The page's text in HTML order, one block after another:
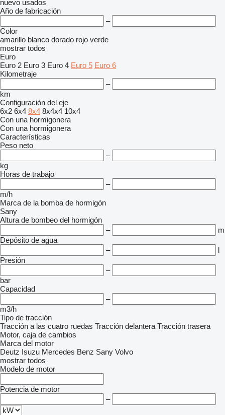
nuevo usados
Año de fabricación
–
Color
amarillo blanco dorado rojo verde
mostrar todos
Euro
Euro 2 Euro 3 Euro 4 Euro 5 Euro 6
Kilometraje
–
km
Configuración del eje
6x2 6x4 8x4 8x4x4 10x4
Con una hormigonera
Con una hormigonera
Características
Peso neto
–
kg
Horas de trabajo
–
m/h
Marca de la bomba de hormigón
Sany
Altura de bombeo del hormigón
–
m
Depósito de agua
–
l
Presión
–
bar
Capacidad
–
m3/h
Tipo de tracción
Tracción a las cuatro ruedas Tracción delantera Tracción trasera
Motor, caja de cambios
Marca del motor
Deutz Isuzu Mercedes Benz Sany Volvo
mostrar todos
Modelo de motor
Potencia de motor
–